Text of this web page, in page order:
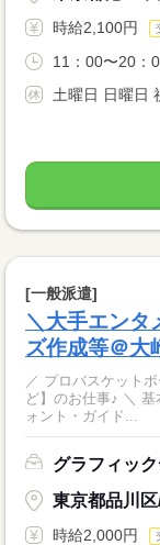
時給2,100円
11：00〜20：
土曜日 日曜日
[一般派遣]
＼大手エンタ
ズ作成等＠大
／ プロバスケット
ど】のお仕事♪ ＼ 基本的には外部デザイナーの指示のもと、指定フ
ォント・ガイド...
グラフィッ
東京都品川区
時給2,000円